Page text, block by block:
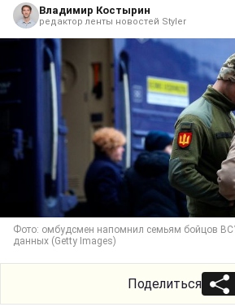
Владимир Костырин
редактор ленты новостей Styler
Фото: омбудсмен напомнил семьям бойцов
данных (Getty Images)
Поделиться